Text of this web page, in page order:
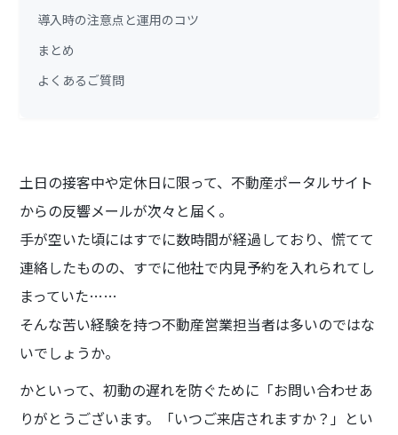
導入時の注意点と運用のコツ
まとめ
よくあるご質問
土日の接客中や定休日に限って、不動産ポータルサイト
からの反響メールが次々と届く。
手が空いた頃にはすでに数時間が経過しており、慌てて
連絡したものの、すでに他社で内見予約を入れられてし
まっていた……
そんな苦い経験を持つ不動産営業担当者は多いのではな
いでしょうか。
かといって、初動の遅れを防ぐために「お問い合わせあ
りがとうございます。「いつご来店されますか？」とい